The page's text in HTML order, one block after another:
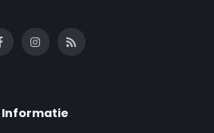
Informatie